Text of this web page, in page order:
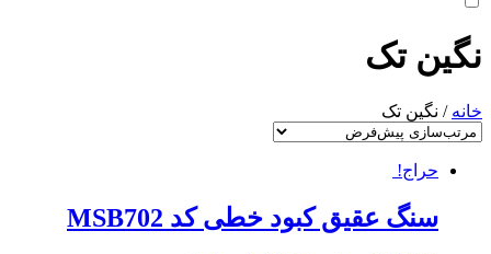
نگین تک
خانه / نگین تک
حراج!
سنگ عقیق کبود خطی کد MSB702